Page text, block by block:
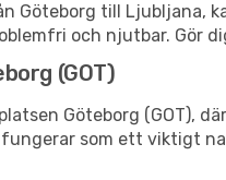
Göteborg till Ljubljana,
och njutbar. Gör
(GOT)
Göteborg (GOT),
som ett viktigt